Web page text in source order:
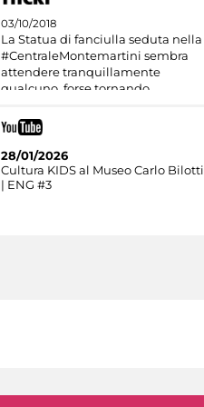
03/10/2018
La Statua di fanciulla seduta nella
#CentraleMontemartini sembra
attendere tranquillamente
qualcuno, forse tornando
28/01/2026
Cultura KIDS al Museo Carlo Bilotti
| ENG #3